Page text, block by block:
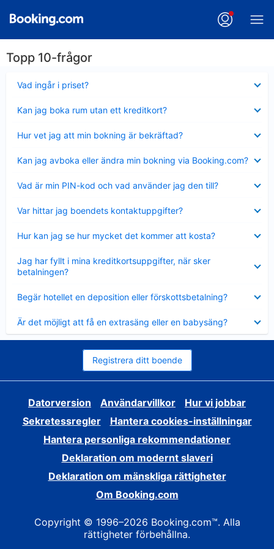
Topp 10-frågor
Vad ingår i priset?
mindre
Kan jag boka rum utan ett kreditkort?
mindre
Hur vet jag att min bokning är bekräftad?
mindre
Kan jag avboka eller ändra min bokning via Booking.com?
mindre
Vad är min PIN-kod och vad använder jag den till?
mindre
Var hittar jag boendets kontaktuppgifter?
mindre
Hur kan jag se hur mycket det kommer att kosta?
mindre
Jag har fyllt i mina kreditkortsuppgifter, när sker
betalningen?
mindre
Begär hotellet en deposition eller förskottsbetalning?
mindre
Är det möjligt att få en extrasäng eller en babysäng?
mindre
Registrera ditt boende
Datorversion Användarvillkor
Hur vi jobbar
Sekretessregler
Hantera cookies-inställningar
Hantera personliga rekommendationer
Deklaration om modernt slaveri
Deklaration om mänskliga rättigheter
Om Booking.com
Copyright © 1996–2026 Booking.com™. Alla
rättigheter förbehållna.